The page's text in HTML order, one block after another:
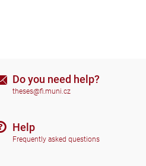
Do you need help?
theses@fi.muni.cz
Help
Frequently asked questions